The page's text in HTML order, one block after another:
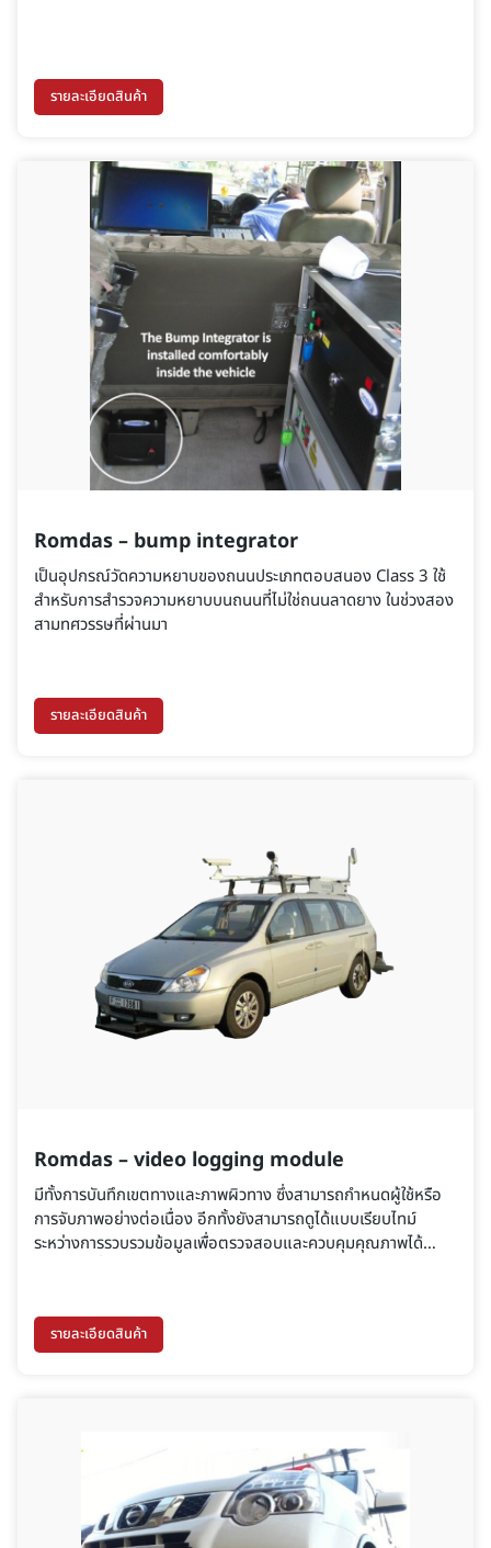
รายละเอียดสินค้า
Romdas – bump integrator
เป็นอุปกรณ์วัดความหยาบของถนนประเภทตอบสนอง Class 3 ใช้
สําหรับการสํารวจความหยาบบนถนนที่ไม่ใช่ถนนลาดยาง ในช่วงสอง
สามทศวรรษที่ผ่านมา
รายละเอียดสินค้า
Romdas – video logging module
มีทั้งการบันทึกเขตทางและภาพผิวทาง ซึ่งสามารถกำหนดผู้ใช้หรือ
การจับภาพอย่างต่อเนื่อง อีกทั้งยังสามารถดูได้แบบเรียบไทม์
ระหว่างการรวบรวมข้อมูลเพื่อตรวจสอบและควบคุมคุณภาพได้
รายละเอียดสินค้า